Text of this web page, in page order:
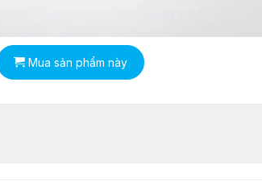
Mua sản phẩm này